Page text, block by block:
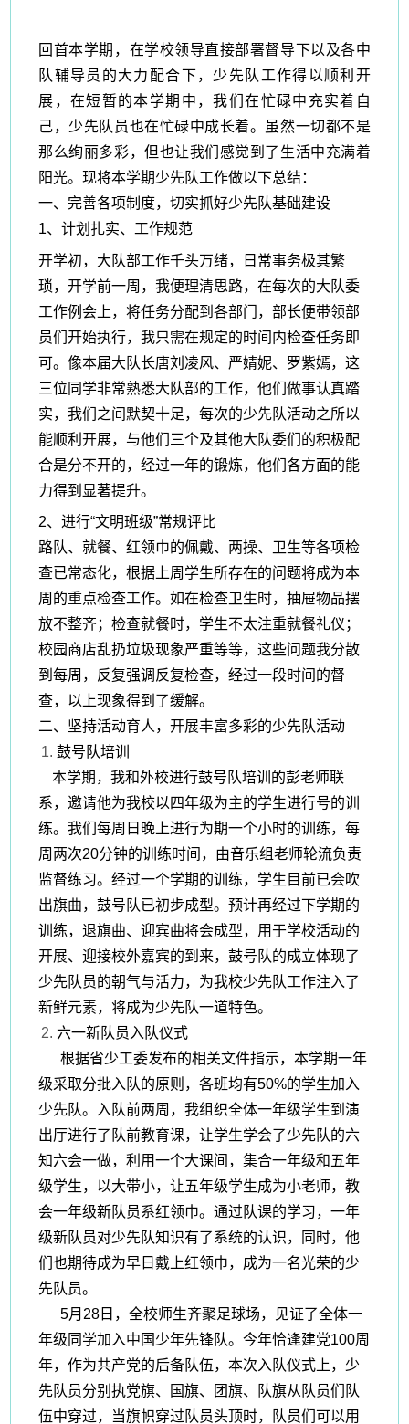
回首本学期， 在学校领导直接部署督导下以及各中
队辅导员的大力 配合下， 少先队工作得以顺利开
展，在短暂的本学期中 ，我们在忙碌中充实着自
己，少先队员也在忙碌中成长着。虽然一切都不是
那么绚丽多彩，但也让我们感觉到了生活中充满着
阳光。现将本学期少先队工作做以下总结 ：
一、完善各项制度，切实抓好少先队基础建设
1、计划扎实、工作规范
开学初， 大队部工作千头万绪，日常事务极其繁
琐，开学前一周，我便理清思路，在每次的大队委
工作例会上，将任务分配到各部门，部长便带领部
员们开始执行，我只需在规定的时间内检查任务即
可。像本届大队长唐刘凌风、严婧妮、罗紫嫣，这
三位同学非常熟悉大队部的工作，他们做事认真踏
实，我们之间默契十足，每次的少先队活动之所以
能顺利开展，与他们三个及其他大队委们的积极配
合是分不开的，经过一年的锻炼，他们各方面的能
力得到显著提升。
2、进行“文明班级”常规评比
路队、就餐、红领巾的佩戴、两操、卫生等各项检
查已常态化，根据上周学生所存在的问题将成为本
周的重点检查工作。如在检查卫生时，抽屉物品摆
放不整齐；检查就餐时，学生不太注重就餐礼仪；
校园商店乱扔垃圾现象严重等等，这些问题我分散
到每周，反复强调反复检查，经过一段时间的督
查，以上现象得到了缓解。
二、 坚持活动育人，开展丰富多彩的少先队活动
鼓号队培训
本学期，我和外校进行鼓号队培训的彭老师联
系，邀请他为我校以四年级为主的学生进行号的训
练。我们每周日晚上进行为期一个小时的训练，每
周两次20分钟的训练时间，由音乐组老师轮流负责
监督练习。经过一个学期的训练，学生目前已会吹
出旗曲，鼓号队已初步成型。预计再经过下学期的
训练，退旗曲、迎宾曲将会成型，用于学校活动的
开展、迎接校外嘉宾的到来，鼓号队的成立体现了
少先队员的朝气与活力，为我校少先队工作注入了
新鲜元素，将成为少先队一道特色。
六一新队员入队仪式
根据省少工委发布的相关文件指示，本学期一年
级采取分批入队的原则，各班均有50%的学生加入
少先队。入队前两周，我组织全体一年级学生到演
出厅进行了队前教育课，让学生学会了少先队的六
知六会一做，利用一个大课间，集合一年级和五年
级学生，以大带小，让五年级学生成为小老师，教
会一年级新队员系红领巾。通过队课的学习，一年
级新队员对少先队知识有了系统的认识，同时，他
们也期待成为早日戴上红领巾，成为一名光荣的少
先队员。
5月28日，全校师生齐聚足球场，见证了全体一
年级同学加入中国少年先锋队。今年恰逢建党100周
年，作为共产党的后备队伍，本次入队仪式上，少
先队员分别执党旗、国旗、团旗、队旗从队员们队
伍中穿过，当旗帜穿过队员头顶时，队员们可以用